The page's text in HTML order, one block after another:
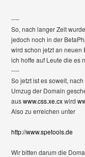
----
So, nach langer Zeit
jedoch noch in der
wird schon jetzt an neuen
ich hoffe auf Leute die es
----
So jetzt ist es soweit,
Umzug der Domain
auswww.css.xe.cxwird
Also zu erreichen unter
http://www.spetools.de
Wir bitten darum die